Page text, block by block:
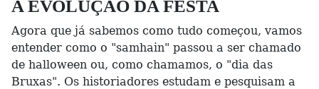
A EVOLUÇÃO DA FESTA
Agora que já sabemos como tudo começou, vamos
entender como o "samhain" passou a ser chamado
de halloween ou, como chamamos, o "dia das
Bruxas". Os historiadores estudam e pesquisam a